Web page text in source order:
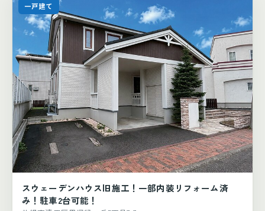
一戸建て
スウェーデンハウス旧施工！一部内装リフォーム済
み！駐車2台可能！